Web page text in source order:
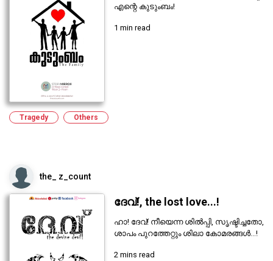
എന്റെ കുടുംബം!
1 min read
Tragedy Others
the_ z_count
ദേവ്!, the lost love...!
ഹാ! ദേവ്! നീയെന്ന ശിൽപ്പി, സൃഷ്ടിച്ചതോ,
ശാപം പുറത്തേറ്റും ശിലാ കോമരങ്ങൾ...!
2 mins read